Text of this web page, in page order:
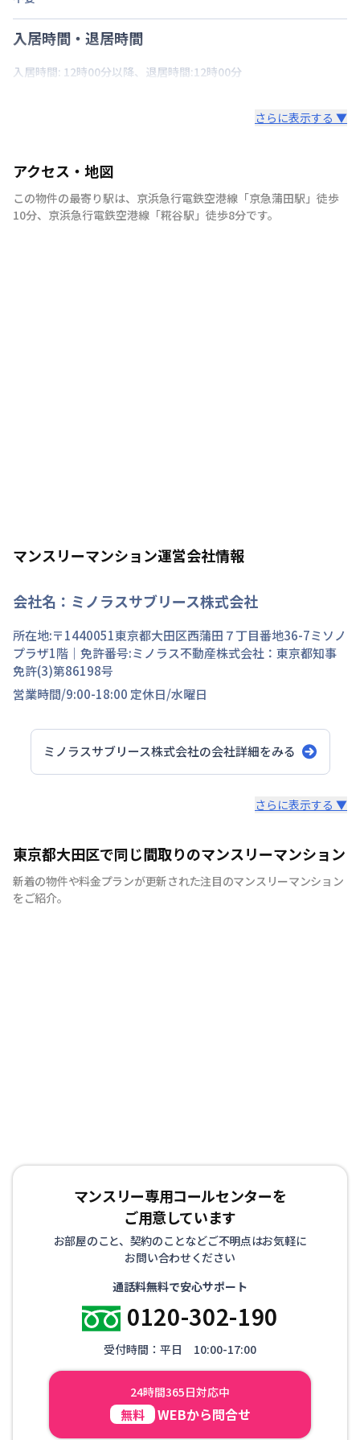
入居時間・退居時間
入居時間: 12時00分以降、退居時間:12時00分
さらに表示する ▼
アクセス・地図
この物件の最寄り駅は、 京浜急行電鉄空港線 「京急蒲田駅 」 徒歩
10分、 京浜急行電鉄空港線 「糀谷駅 」 徒歩8分です。
マンスリーマンション運営会社情報
会社名： ミノラスサブリース株式会社
所在地:〒1440051東京都大田区西蒲田 ７丁目番地36-7ミソノ
プラザ1階 ｜免許番号:ミノラス不動産株式会社：東京都知事
免許(3)第86198号
営業時間/9:00-18:00 定休日/水曜日
ミノラスサブリース株式会社の会社詳細をみる
当社は東京都大田区・品川区・川崎駅周辺を主に260部屋
運営をしております。地域密着型でお客様にとって最適な
お部屋のご紹介をさせていただきます。駐車場付きやご家
族様向けの広めのお部屋、出張の際の宿舎利用までご用意
さらに表示する ▼
東京都大田区で同じ間取りのマンスリーマンション
新着の物件や料金プランが更新された注目のマンスリーマンション
をご紹介。
マンスリー専用コールセンターを
ご用意しています
お部屋のこと、契約のことなどご不明点はお気軽に
お問い合わせください
通話料無料で安心サポート
0120-302-190
受付時間：平日 10:00-17:00
24時間365日対応中
無料 WEBから問合せ